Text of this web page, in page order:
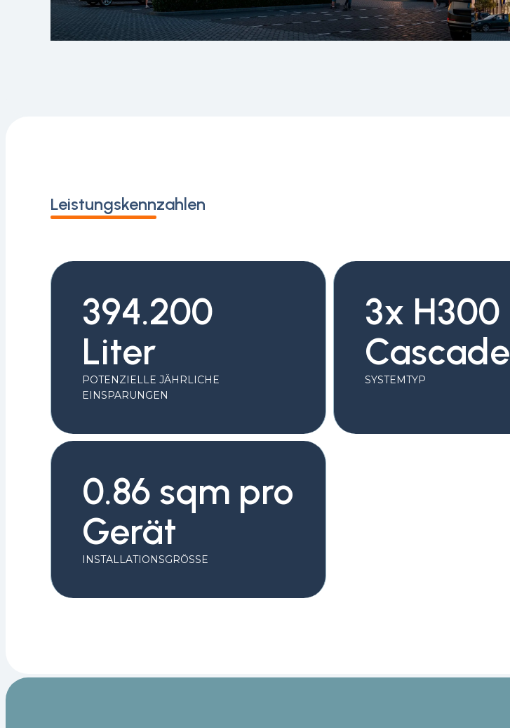
Leistungskennzahlen
394.200
Liter
POTENZIELLE JÄHRLICHE
EINSPARUNGEN
3x H300
Cascade
SYSTEMTYP
0.86 sqm pro
Gerät
INSTALLATIONSGRÖSSE